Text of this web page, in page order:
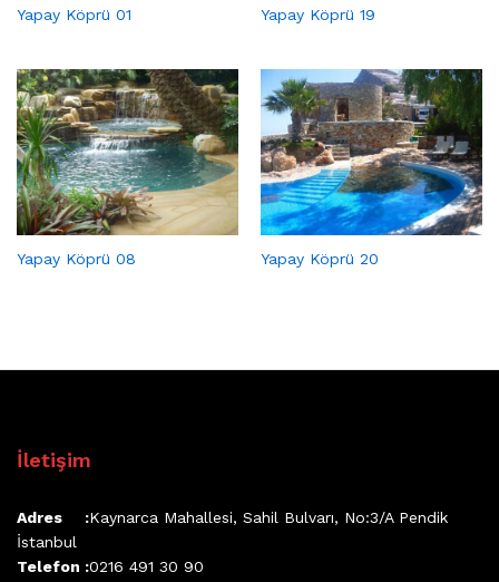
Yapay Köprü 01 Yapay Köprü 19
Yapay Köprü 08 Yapay Köprü 20
İletişim
Adres :Kaynarca Mahallesi, Sahil Bulvarı, No:3/A Pendik
İstanbul
Telefon :0216 491 30 90